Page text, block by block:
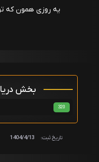
یه روزی همون که
بخش
320
تاریخ ثبت: 1404/4/13